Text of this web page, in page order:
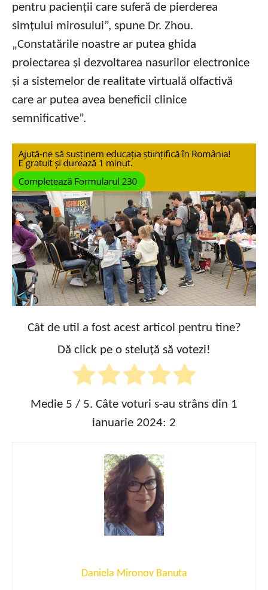
pentru pacienții care suferă de pierderea
simțului mirosului”, spune Dr. Zhou.
„Constatările noastre ar putea ghida
proiectarea și dezvoltarea nasurilor electronice
și a sistemelor de realitate virtuală olfactivă
care ar putea avea beneficii clinice
semnificative”.
Cât de util a fost acest articol pentru tine?
Dă click pe o steluță să votezi!
Medie 5 / 5. Câte voturi s-au strâns din 1
ianuarie 2024: 2
Daniela Mironov Banuta